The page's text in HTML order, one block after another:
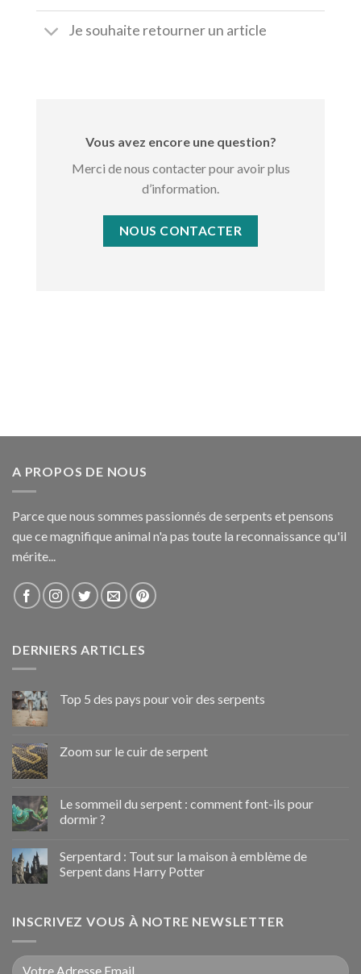
Je souhaite retourner un article
Vous avez encore une question?
Merci de nous contacter pour avoir plus
d’information.
NOUS CONTACTER
A PROPOS DE NOUS
Parce que nous sommes passionnés de serpents et pensons
que ce magnifique animal n'a pas toute la reconnaissance qu'il
mérite...
DERNIERS ARTICLES
Top 5 des pays pour voir des serpents
Zoom sur le cuir de serpent
Le sommeil du serpent : comment font-ils pour
dormir ?
Serpentard : Tout sur la maison à emblème de
Serpent dans Harry Potter
INSCRIVEZ VOUS À NOTRE NEWSLETTER